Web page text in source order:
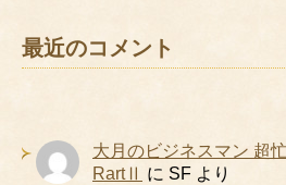
最近のコメント
大月のビジネスマン 超
RartⅡ に SF より